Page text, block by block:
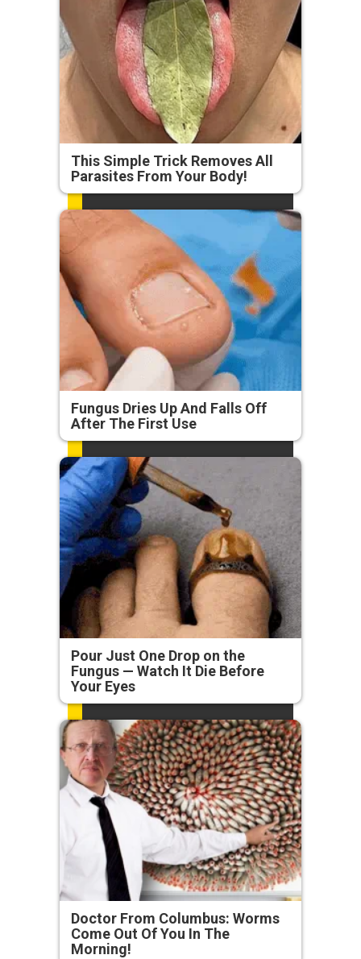
This Simple Trick Removes All
Parasites From Your Body!
Fungus Dries Up And Falls Off
After The First Use
Pour Just One Drop on the
Fungus — Watch It Die Before
Your Eyes
Doctor From Columbus: Worms
Come Out Of You In The
Morning!